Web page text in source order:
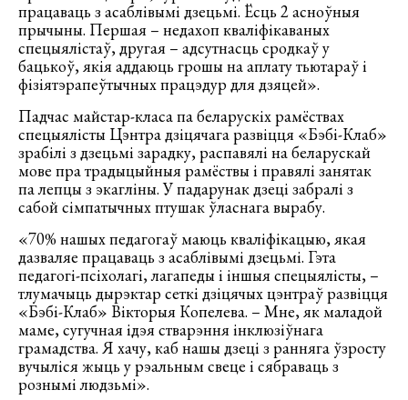
працаваць з асаблівымі дзецьмі. Ёсць 2 асноўныя
прычыны. Першая – недахоп кваліфікаваных
спецыялістаў, другая – адсутнасць сродкаў у
бацькоў, якія аддаюць грошы на аплату тьютараў і
фізіятэрапеўтычных працэдур для дзяцей».
Падчас майстар-класа па беларускіх рамёствах
спецыялісты Цэнтра дзіцячага развіцця «Бэбі-Клаб»
зрабілі з дзецьмі зарадку, распавялі на беларускай
мове пра традыцыйныя рамёствы і правялі занятак
па лепцы з экагліны. У падарунак дзеці забралі з
сабой сімпатычных птушак ўласнага вырабу.
«70% нашых педагогаў маюць кваліфікацыю, якая
дазваляе працаваць з асаблівымі дзецьмі. Гэта
педагогі-псіхолагі, лагапеды і іншыя спецыялісты, –
тлумачыць дырэктар сеткі дзіцячых цэнтраў развіцця
«Бэбі-Клаб» Вікторыя Копелева. – Мне, як маладой
маме, сугучная ідэя стварэння інклюзіўнага
грамадства. Я хачу, каб нашы дзеці з ранняга ўзросту
вучыліся жыць у рэальным свеце і сябраваць з
рознымі людзьмі».